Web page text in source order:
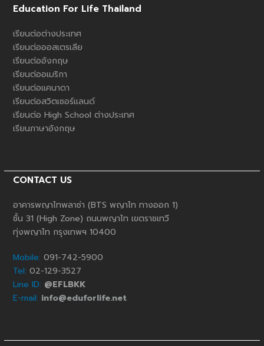
Education For Life Thailand
เรียนต่อต่างประเทศ
เรียนต่อออสเตรเลีย
เรียนต่ออังกฤษ
เรียนต่ออเมริกา
เรียนต่อแคนาดา
เรียนต่อสวิตเซอร์แลนด์
เรียนต่อ High School ต่างประเทศ
เรียนภาษาอังกฤษ
CONTACT US
อาคารพญาไทพลาซ่า (BTS พญาไท ทางออก 1)
ชั้น 31 (High Zone) ถนนพญาไท เขตราชเทวี
ทุ่งพญาไท กรุงเทพฯ 10400
Mobile: 091-742-5900
Tel: 02-129-3527
Line ID: @EFLBKK
E-mail: info@eduforlife.net